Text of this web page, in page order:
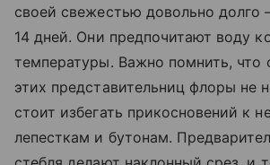
своей свежестью довольно
14 дней. Они предпочитают воду
температуры. Важно помнить, что
этих представительниц флоры не
стоит избегать прикосновений к
лепесткам и бутонам.